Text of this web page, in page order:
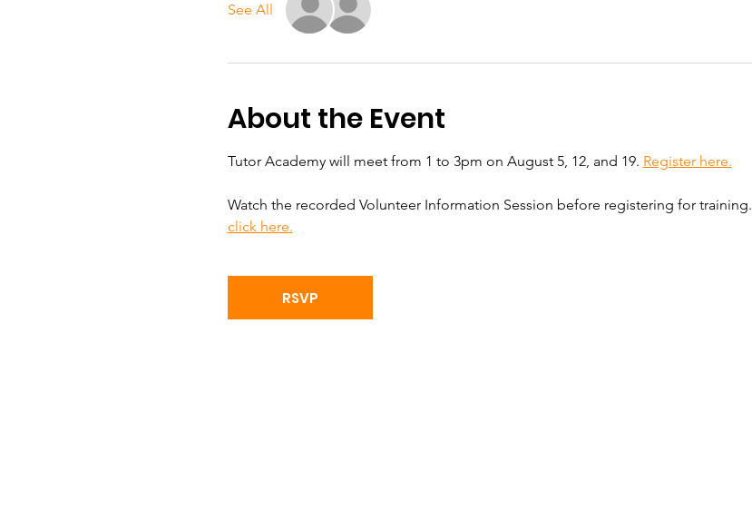
See All
About the Event
Tutor Academy will meet from 1 to 3pm on August 5, 12, and 19. Register here.
Watch the recorded Volunteer Information Session before registering for training.
click here.
RSVP